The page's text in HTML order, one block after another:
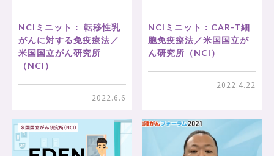
NCIミニット： 転移性乳
がんに対する免疫療法／
米国国立がん研究所
（NCI）
2022.6.6
NCIミニット：CAR-T細
胞免疫療法／米国国立が
ん研究所（NCI）
2022.4.22